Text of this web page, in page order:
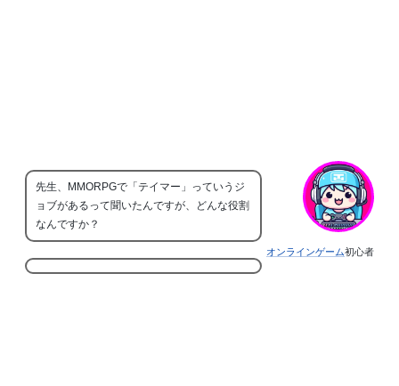
オンラインゲーム初心者
先生、MMORPGで「テイマー」っていうジ
ョブがあるって聞いたんですが、どんな役割
なんですか？